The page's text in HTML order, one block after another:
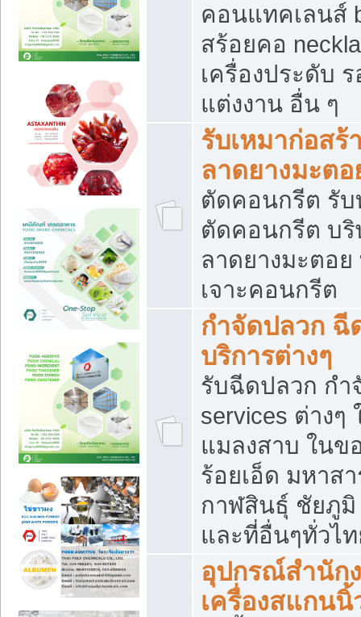
คอนแทคเลนส์
สร้อยคอ
เครื่องประดับ ร
แต่งงาน อื่น ๆ
รับเหมาก่อส
ลาดยางมะต
ตัดคอนกรีต รับ
ตัดคอนกรีต บริ
ลาดยางมะตอ
เจาะคอนกรีต
กำจัดปลวก ฉี
บริการต่างๆ
รับฉีดปลวก กำ
services ต่าง
แมลงสาบ ใน
ร้อยเอ็ด มหาส
กาฬสินธุ์ ชัยภู
และที่อื่นๆทั่วไ
อุปกรณ์สำนัก
เครื่องสแกนนิ้